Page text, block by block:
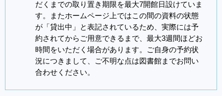
だくまでの取り置き期限を最大7開館日設けていま
す。またホームページ上ではこの間の資料の状態
が「貸出中」と表記されているため、実際には予
約されてからご用意できるまで、最大3週間ほどお
時間をいただく場合があります。ご自身の予約状
況につきまして、ご不明な点は図書館までお問い
合わせください。